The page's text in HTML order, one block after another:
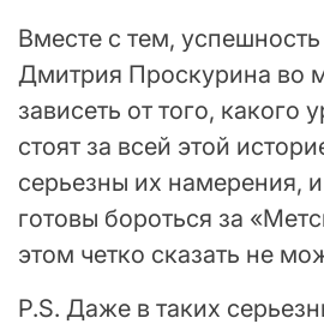
Вместе с тем,
Дмитрия Проскурина во
зависеть от того, какого
стоят за всей этой
серьезны их намерения,
готовы бороться за
этом четко сказать не
P.S. Даже в таких